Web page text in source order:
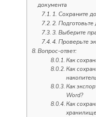
документа
1. Сохраните
2.
3. Выберите
4. Проверьте
Вопрос-ответ:
Как
Как
Как
Word?
Как